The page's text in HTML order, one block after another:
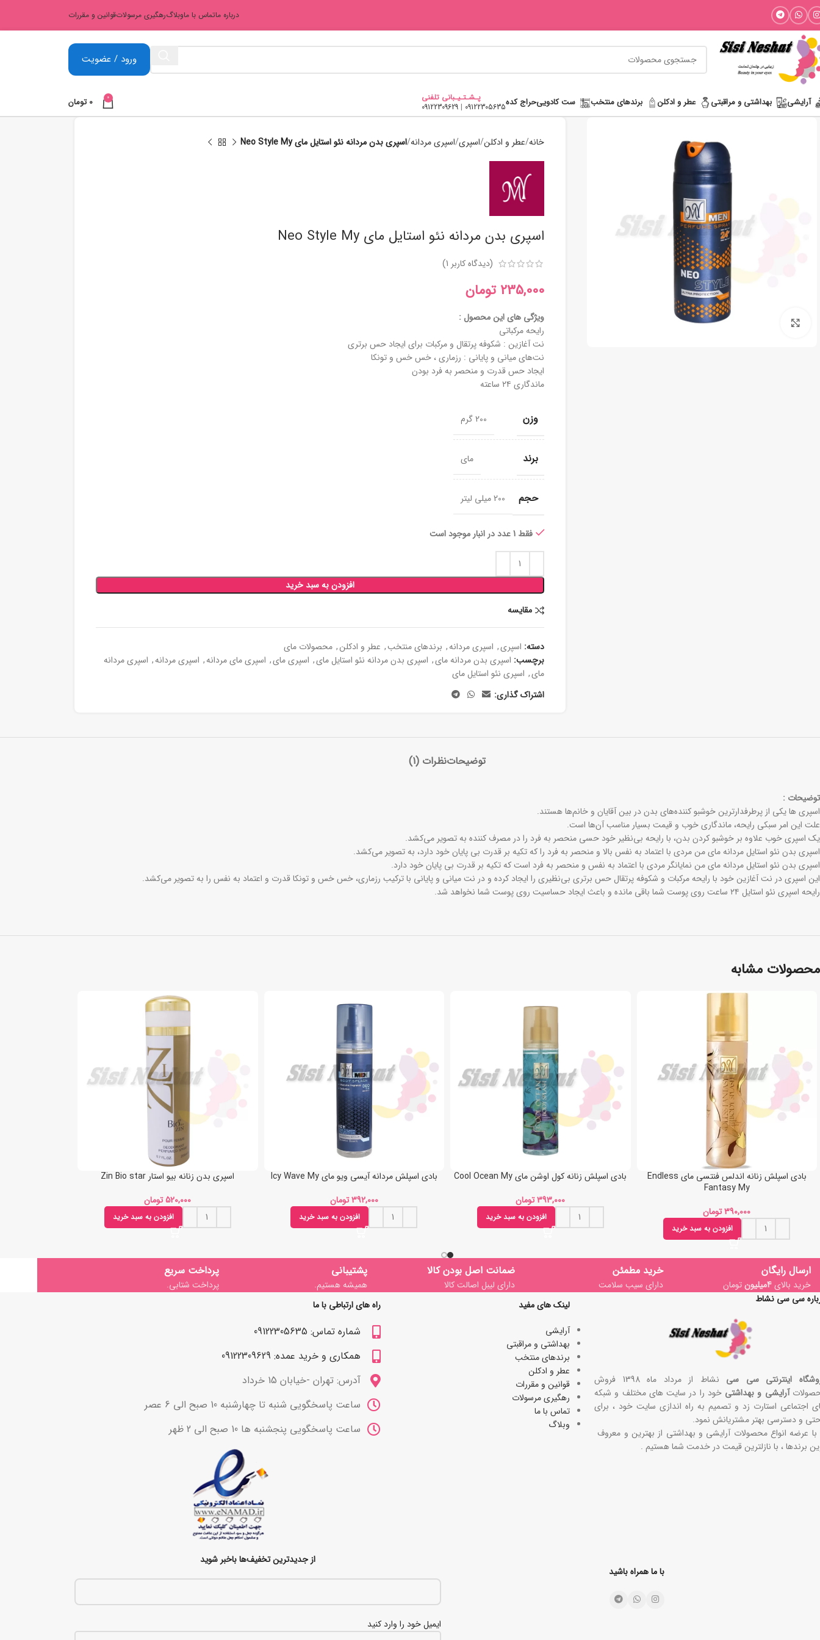
درباره ماتماس با ماوبلاگرهگیری مرسولاتقوانین و مقررات
ورود / عضویت
آرایشی بھداشتی و مراقبتی عطر و ادکلن برندهای منتخب ست کادوییحراج کده
پـشـتـیـبانی تلفنی
09122305635
|
09122309629
0
0 تومان
برای بزرگنمایی کلیک کنید
خانه عطر و ادکلن اسپری اسپری مردانه اسپری بدن مردانه نئو استایل مای Neo Style My
اسپری بدن مردانه نئو استایل مای Neo Style My
(دیدگاه کاربر 1
)
تومان
ویژگی های این محصول :
رایحه مرکباتی
نت‌ آغازین : شکوفه پرتقال و مرکبات برای ایجاد حس برتری
نت‌های میانی و پایانی : رزماری ، خس خس و تونکا
ایجاد حس قدرت و منحصر به فرد بودن
ماندگاری ۲۴ ساعته
وزن 200 گرم
برند مای
حجم 200 میلی لیتر
فقط 1 عدد در انبار موجود است
افزودن به سبد خرید
مقايسه
دسته: اسپری, اسپری مردانه, برندهای منتخب, عطر و ادکلن, محصولات مای
برچسب: اسپری بدن مردانه مای, اسپری بدن مردانه نئو استایل مای, اسپری مای, اسپری مای مردانه, اسپری مردانه, اسپری مردانه
مای, اسپری نئو استایل مای
اشتراک گذاری:
توضیحاتنظرات (1)
توضیحات :
اسپری ها یکی از پرطرفدارترین خوشبو کننده‌های بدن در بین آقایان و خانم‌ها هستند.
علت این امر سبکی رایحه، ماندگاری خوب و قیمت بسیار مناسب آن‌ها است.
یک اسپری خوب علاوه بر خوشبو کردن بدن، با رایحه بی‌نظیر خود حسی منحصر به فرد را در مصرف کننده به تصویر می‌کشد.
اسپری بدن نئو استایل مردانه مای من مردی با اعتماد به نفس بالا و منحصر به فرد را که تکیه بر قدرت بی پایان خود دارد، به تصویر می‌کشد.
اسپری بدن نئو استایل مردانه مای من نمایانگر مردی با اعتماد به نفس و منحصر به فرد است که تکیه بر قدرت بی پایان خود دارد.
این اسپری در نت آغازین خود با رایحه مرکبات و شکوفه پرتقال حس برتری بی‌نظیری را ایجاد کرده و در نت میانی و پایانی با ترکیب رزماری، خس خس و تونکا قدرت و اعتماد به نفس را به تصویر می‌کشد.
رایحه اسپری نئو استایل ۲۴ ساعت روی پوست شما باقی مانده و باعث ایجاد حساسیت روی پوست شما نخواهد شد.
محصولات مشابه
بادی اسپلش زنانه اندلس فنتسی مای Endless
Fantasy My
تومان
افزودن به سبد خرید
بادی اسپلش زنانه کول اوشن مای Cool Ocean My
تومان
افزودن به سبد خرید
بادی اسپلش مردانه آیسی ویو مای Icy Wave My
تومان
افزودن به سبد خرید
اسپری بدن زنانه بیو استار Zin Bio star
تومان
افزودن به سبد خرید
ارسال رایگان
خرید بالای4میلیون تومان
خرید مطمئن
دارای سیب سلامت
ضمانت اصل بودن کالا
دارای لیبل اصالت کالا
پشتیبانی
همیشه هستیم.
پرداخت سریع
پرداخت شتابی.
سی سی نشاط
اینترنتی سی سی
نشاط از مرداد ماه 1398 فروش
آرایشی و بهداشتی خود را در سایت های مختلف و شبکه
اجتماعی استارت زد و تصمیم به راه اندازی سایت خود ، برای
و دسترسی بهتر مشتریانش نمود.
با عرضه انواع محصولات آرایشی و بهداشتی از بهترین و معروف
برندها ، با نازلترین قیمت در خدمت شما هستیم .
لینک های مفید
آرایشی
بھداشتی و مراقبتی
برندهای منتخب
عطر و ادکلن
قوانین و مقررات
رهگیری مرسولات
تماس با ما
وبلاگ
راه های ارتباطی با ما
شماره تماس: 09122305635
همکاری و خرید عمده: 09122309629
آدرس: تهران -خیابان 15 خرداد
ساعت پاسخگویی شنبه تا چهارشنبه 10 صبح الی 6 عصر
ساعت پاسخگویی پنجشنبه ها 10 صبح الی 2 ظهر
با ما همراه باشید
از جدیدترین تخفیف‌ها باخبر شوید
ایمیل خود را وارد کنید